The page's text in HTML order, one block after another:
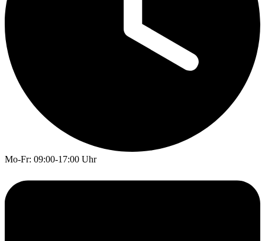
Mo-Fr: 09:00-17:00 Uhr